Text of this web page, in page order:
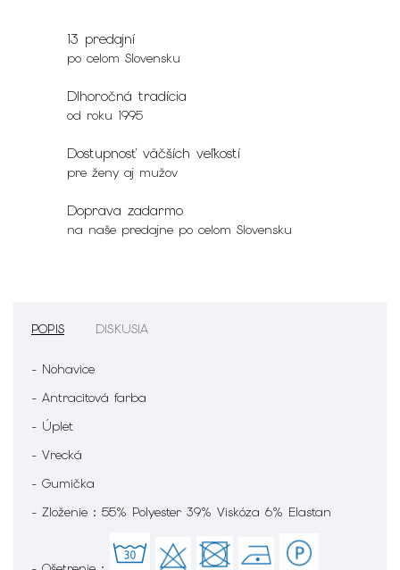
13 predajní
po celom Slovensku
Dlhoročná tradícia
od roku 1995
Dostupnosť väčších veľkostí
pre ženy aj mužov
Doprava zadarmo
na naše predajne po celom Slovensku
POPIS DISKUSIA
- Nohavice
- Antracitová farba
- Úplet
- Vrecká
- Gumička
- Zloženie : 55% Polyester 39% Viskóza 6% Elastan